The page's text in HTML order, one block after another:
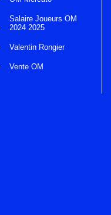
Salaire Joueurs OM
2024 2025
Valentin Rongier
Vente OM